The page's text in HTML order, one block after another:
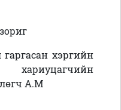
хэргийн
А.М